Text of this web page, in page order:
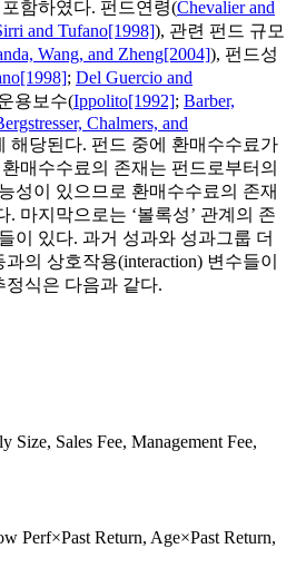
함하였다. 펀드연령(Chevalier and
and Tufano[1998]), 관련 펀드 규모
Wang, and Zheng[2004]), 펀드성
; Del Guercio and
용보수(Ippolito[1992]; Barber,
Chalmers, and
해당된다. 펀드 중에 환매수수료가
매수수료의 존재는 펀드로부터의
성이 있으므로 환매수수료의 존재
마지막으로는 ‘볼록성’ 관계의 존
이 있다. 과거 성과와 성과그룹 더
의 상호작용(interaction) 변수들이
정식은 다음과 같다.
Size, Sales Fee, Management Fee,
Perf×Past Return, Age×Past Return,